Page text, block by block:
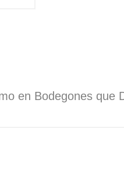
Vita
Mundo
en Bodegones que